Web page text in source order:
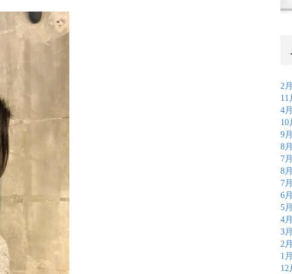
2
11
4
10
9
8
7
8
7
6
5
4
3
2
1
12